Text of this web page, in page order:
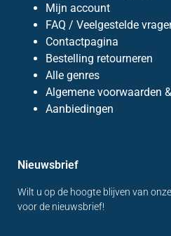
Mijn account
FAQ / Veelgestelde
Contactpagina
Bestelling retourneren
Alle genres
Algemene voorwaarden
Aanbiedingen
Nieuwsbrief
Wilt u op de hoogte blijven van
voor de nieuwsbrief!